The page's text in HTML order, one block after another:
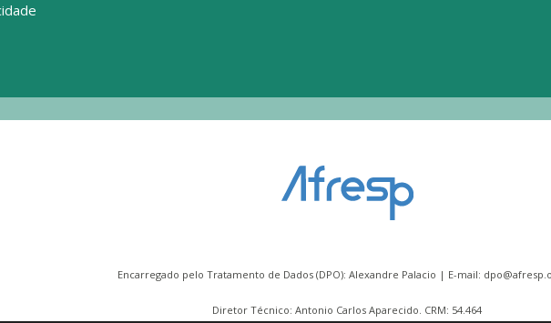
Encarregado pelo Tratamento de Dados (DPO): Alexandre Palacio | E-mail:
Diretor Técnico: Antonio Carlos Aparecido. CRM: 54.464